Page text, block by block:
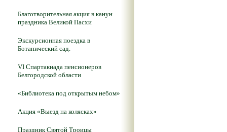
Благотворительная акция в канун
праздника Великой Пасхи
Экскурсионная поездка в
Ботанический сад.
VI Спартакиада пенсионеров
Белгородской области
«Библиотека под открытым небом»
Акция «Выезд на колясках»
Праздник Святой Троицы